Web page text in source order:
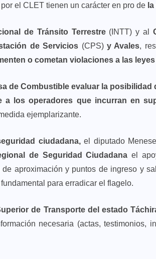
el CLET tienen un carácter en pro de
de Tránsito Terrestre(INTT) y al
de Servicios (CPS) y Avales,
o cometan violaciones a las
de Combustible evaluar la
a los operadores que incurran en
ejemplarizante.
ciudadana,el diputado
de Seguridad Ciudadana el
de aproximación y puntos de ingreso y
para erradicar el flagelo.
de Transporte del estado
necesaria (actas, testimonios,